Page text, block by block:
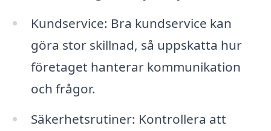
Kundservice: Bra kundservice kan
göra stor skillnad, så uppskatta hur
företaget hanterar kommunikation
och frågor.
Säkerhetsrutiner: Kontrollera att